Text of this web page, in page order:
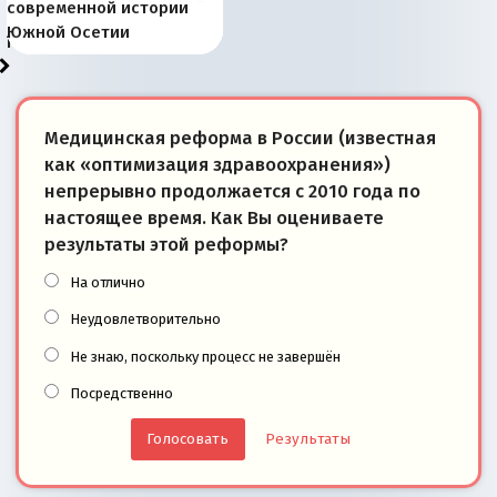
тем, что они -
победители
Запада рассказала о
«переобувании» хозяев
перемены: 15 шагов к
суверенной экономике
Европы
сбрасывать балласт
Анкориджа
года: первые уступки во
внутренней политике
сегодня
Варшаве не поможет её
отношениям с Россией?
современной истории
Южной Осетии
Медицинская реформа в России (известная
как «оптимизация здравоохранения»)
непрерывно продолжается с 2010 года по
настоящее время. Как Вы оцениваете
результаты этой реформы?
На отлично
Неудовлетворительно
Не знаю, поскольку процесс не завершён
Посредственно
Результаты